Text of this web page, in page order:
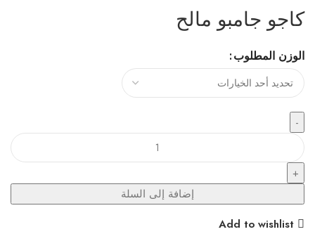
كاجو جامبو مالح
الوزن المطلوب
كمية
كاجو
جامبو
إضافة إلى السلة
Add to wishlist